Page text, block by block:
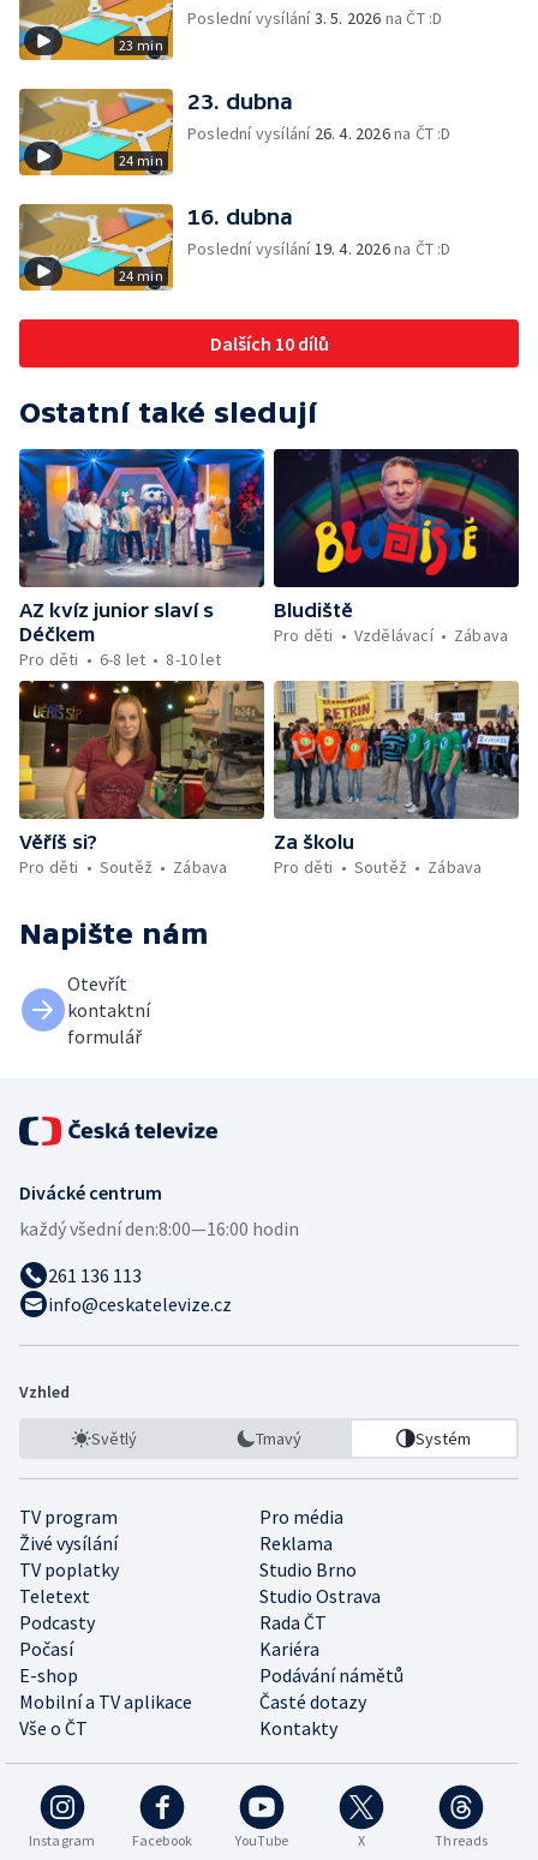
23 min
Poslední vysílání3. 5. 2026 na ČT :D
24 min
23. dubna
Poslední vysílání 26. 4. 2026na ČT :D
24 min
16. dubna
Poslední vysílání19. 4. 2026na ČT :D
Dalších 10 dílů
Ostatní také sledují
AZ kvíz junior slaví s
Déčkem
Pro děti
6-8 let 8-10 let
Bludiště
Pro děti
Vzdělávací Zábava
Věříš si?
Pro děti
Soutěž Zábava
Za školu
Pro děti
Soutěž Zábava
Napište nám
Otevřít
kontaktní
formulář
Divácké centrum
každý všední den:8:00—16:00 hodin
261 136 113
info@ceskatelevize.cz
Vzhled
Světlý Tmavý Systém
TV program
Pro média
Živé vysílání
Reklama
TV poplatky
Studio Brno
Teletext
Studio Ostrava
Podcasty
Rada ČT
Počasí
Kariéra
E-shop
Podávání námětů
Mobilní a TV aplikace
Časté dotazy
Vše o ČT
Kontakty
Instagram Facebook YouTube X Threads